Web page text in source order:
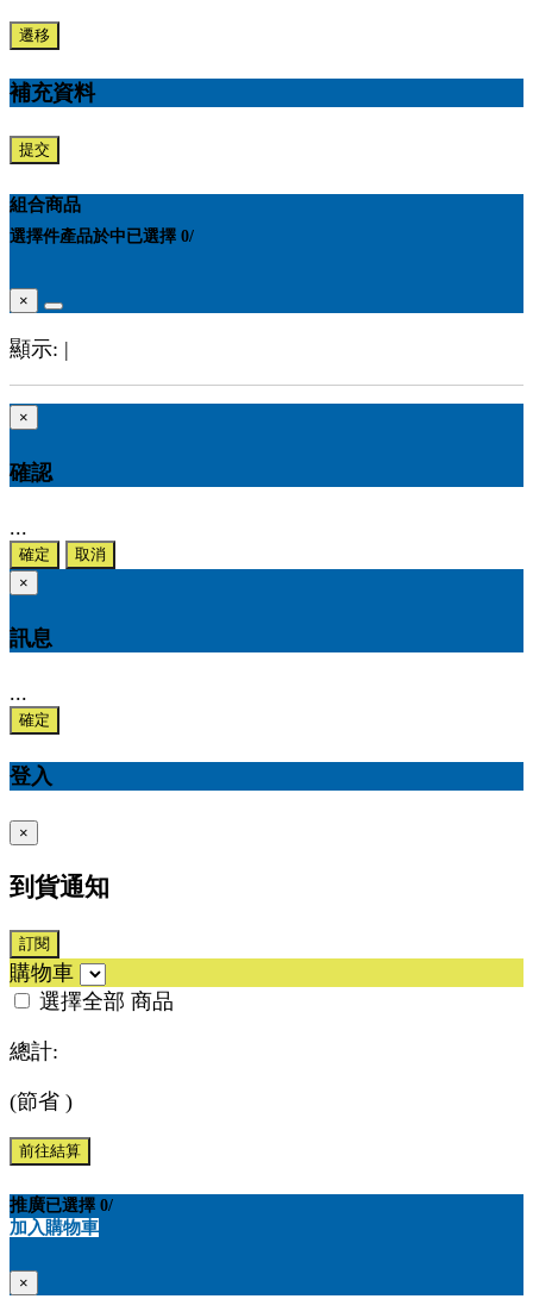
遷移
補充資料
提交
組合商品
選擇件產品於中已選擇 0/
×
顯示: |
×
確認
...
確定
取消
×
訊息
...
確定
登入
×
到貨通知
訂閱
購物車
選擇全部 商品
總計:
(節省 )
前往結算
推廣已選擇 0/
加入購物車
×